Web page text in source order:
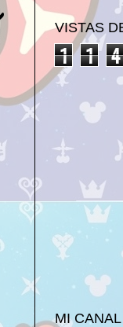
VISTAS
1 1 4
MI